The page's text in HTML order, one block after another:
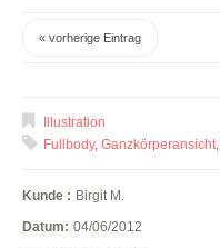
« vorherige Eintrag
Illustration
Fullbody, Ganzkörperansicht,
Kunde : Birgit M.
Datum: 04/06/2012